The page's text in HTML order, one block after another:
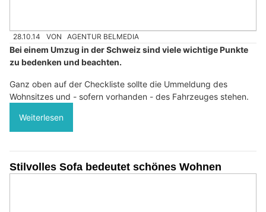
28.10.14 VON AGENTUR BELMEDIA
Bei einem Umzug in der Schweiz sind viele wichtige Punkte
zu bedenken und beachten.
Ganz oben auf der Checkliste sollte die Ummeldung des
Wohnsitzes und - sofern vorhanden - des Fahrzeuges stehen.
Weiterlesen
Stilvolles Sofa bedeutet schönes Wohnen